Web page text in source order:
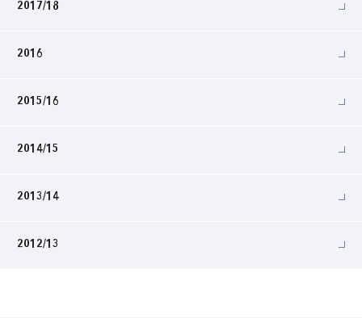
2017/18
2016
2015/16
2014/15
2013/14
2012/13